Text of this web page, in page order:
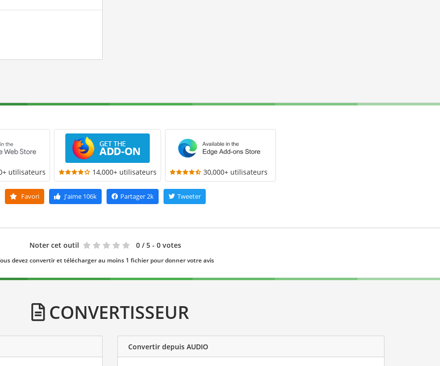
utilisateurs 14,000+ utilisateurs 30,000+ utilisateurs
Favori J'aime106k Partager2k Tweeter
Noter cet outil 0 / 5 - 0 votes
devez convertir et télécharger au moins 1 fichier pour donner votre avis
CONVERTISSEUR
Convertir depuis AUDIO